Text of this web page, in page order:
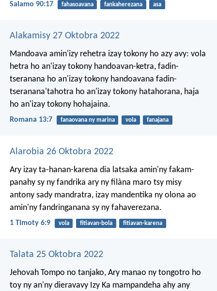
Salamo 90:17 fahasoavana fankaherezana asa
Alakamisy 27 Oktobra 2022
Mandoava amin'izy rehetra izay tokony ho azy avy: vola
hetra ho an'izay tokony handoavan-ketra, fadin-
tseranana ho an'izay tokony handoavana fadin-
tseranana'tahotra ho an'izay tokony hatahorana, haja
ho an'izay tokony hohajaina.
Romana 13:7 fanaovana ny marina vola fanajana
Alarobia 26 Oktobra 2022
Ary izay ta-hanan-karena dia latsaka amin'ny fakam-
panahy sy ny fandrika ary ny filàna maro tsy misy
antony sady mandratra, izay mandentika ny olona ao
amin'ny fandringanana sy ny fahaverezana.
1 Timoty 6:9 vola fitiavan-bola fitiavan-karena
Talata 25 Oktobra 2022
Jehovah Tompo no tanjako, Ary manao ny tongotro ho
toy ny an'ny dieravavy Izy Ka mampandeha ahy any